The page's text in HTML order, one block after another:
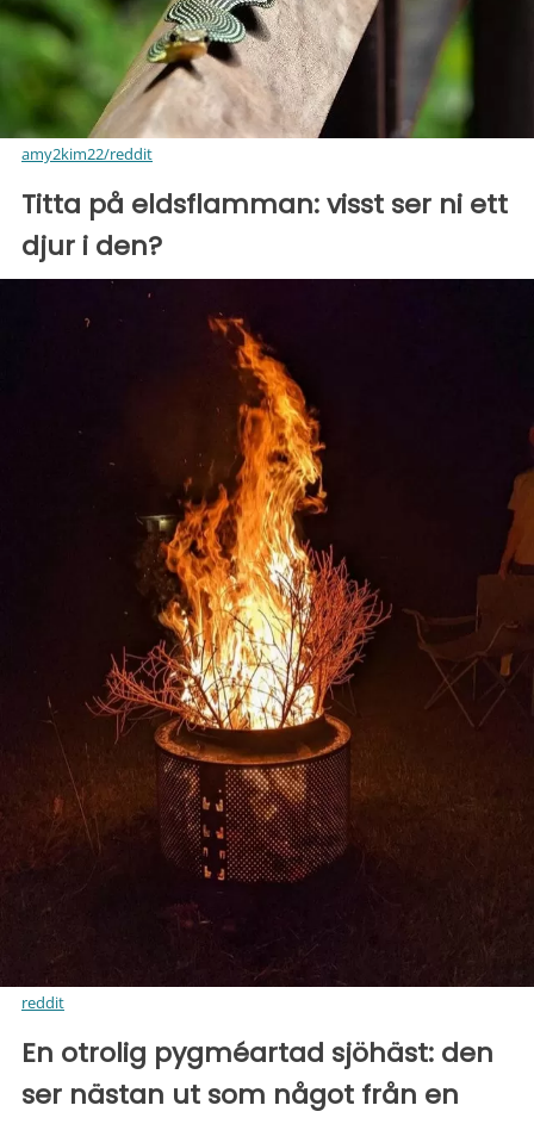
amy2kim22/reddit
Titta på eldsflamman: visst ser ni ett
djur i den?
reddit
En otrolig pygméartad sjöhäst: den
ser nästan ut som något från en